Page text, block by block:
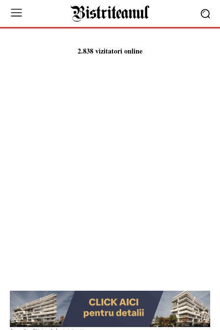
2.838 vizitatori online